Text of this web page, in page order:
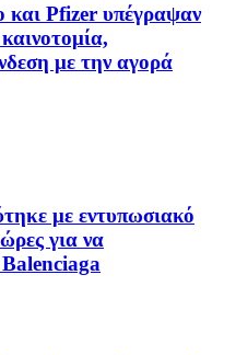
και Pfizer υπέγραψαν
με την αγορά
με εντυπωσιακό
για να
Balenciaga